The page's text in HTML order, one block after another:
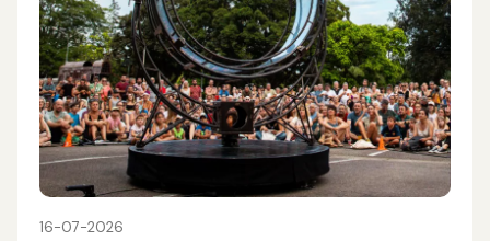
16-07-2026